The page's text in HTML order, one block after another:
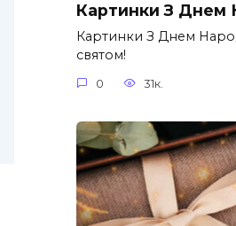
Картинки З Днем
Картинки З Днем
святом!
0 31к.